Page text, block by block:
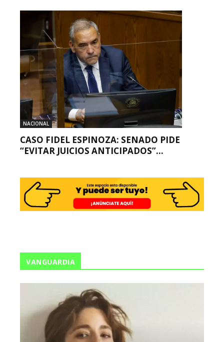
NACIONAL
CASO FIDEL ESPINOZA: SENADO PIDE
“EVITAR JUICIOS ANTICIPADOS”...
VANGUARDIA